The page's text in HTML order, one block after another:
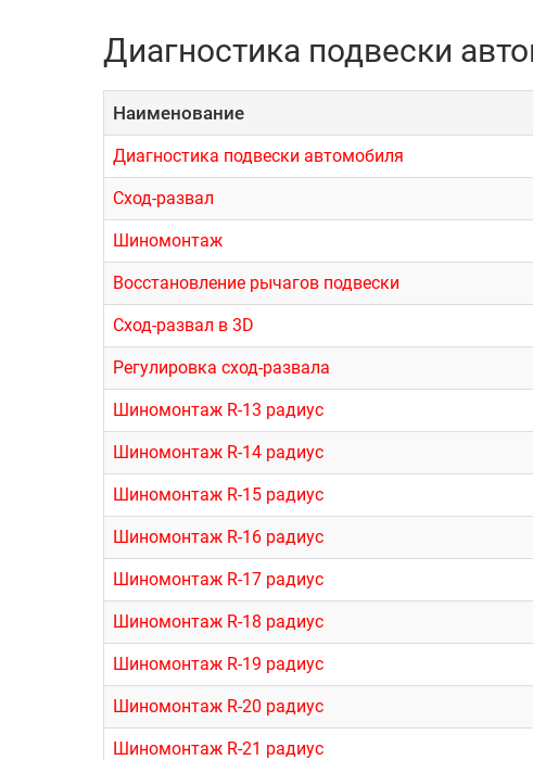
Диагностика подвески
Наименование
Диагностика подвески автомобиля
Сход-развал
Шиномонтаж
Восстановление рычагов подвески
Сход-развал в 3D
Регулировка сход-развала
Шиномонтаж R-13 радиус
Шиномонтаж R-14 радиус
Шиномонтаж R-15 радиус
Шиномонтаж R-16 радиус
Шиномонтаж R-17 радиус
Шиномонтаж R-18 радиус
Шиномонтаж R-19 радиус
Шиномонтаж R-20 радиус
Шиномонтаж R-21 радиус